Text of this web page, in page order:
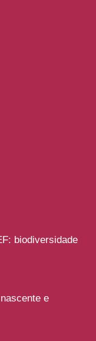
biodiversidade
e